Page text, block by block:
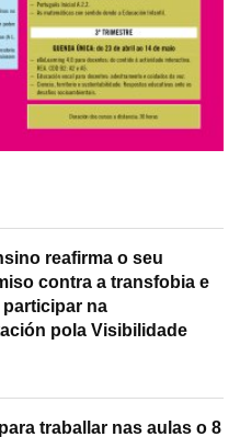
reafirma o seu
contra a transfobia e
participar na
pola Visibilidade
traballar nas aulas o 8